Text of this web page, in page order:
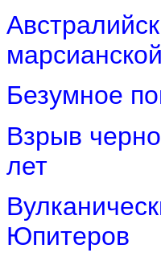
Безумное
Взрыв
лет
Юпитеров